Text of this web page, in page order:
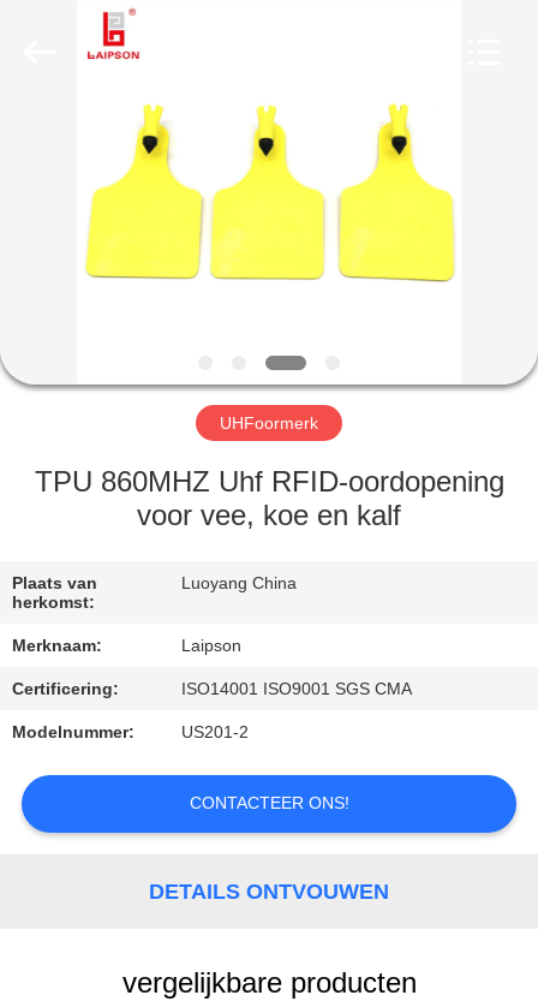
PRODUCTEN
ONGEVEER
FABRIEKSREIS
KWALITEITSCONTROLE
ONS
NIEUWS
VERZOEK
OM
EEN
UHFoormerk
TPU 860MHZ Uhf RFID-oordopening
voor vee, koe en kalf
Plaats van
herkomst:
Luoyang China
Merknaam: Laipson
Certificering: ISO14001 ISO9001 SGS CMA
Modelnummer: US201-2
CONTACTEER ONS!
DETAILS ONTVOUWEN
vergelijkbare producten